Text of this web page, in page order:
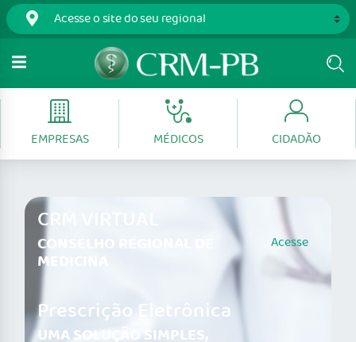
EMPRESAS MÉDICOS CIDADÃO
CRM VIRTUAL
CONSELHO REGIONAL DE
MEDICINA
Acesse
Prescrição Eletrônica
UMA SOLUÇÃO SIMPLES,